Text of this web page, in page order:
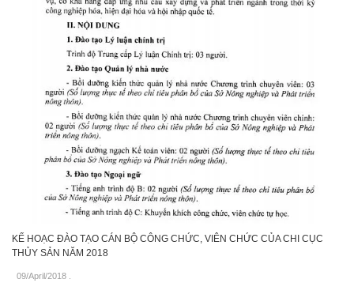
KẾ HOẠC ĐÀO TẠO CÁN BỘ CÔNG CHỨC, VIÊN CHỨC CỦA CHI CỤC
THỦY SẢN NĂM 2018
09/April/2018